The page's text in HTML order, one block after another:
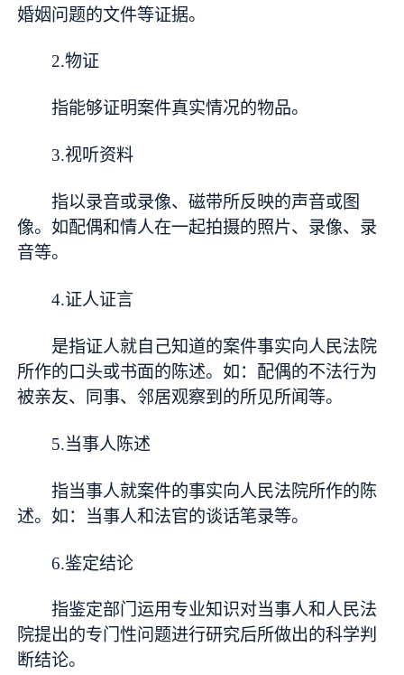
婚姻问题的文件等证据。
2.物证
指能够证明案件真实情况的物品。
3.视听资料
指以录音或录像、磁带所反映的声音或图
像。如配偶和情人在一起拍摄的照片、录像、录
音等。
4.证人证言
是指证人就自己知道的案件事实向人民法院
所作的口头或书面的陈述。如：配偶的不法行为
被亲友、同事、邻居观察到的所见所闻等。
5.当事人陈述
指当事人就案件的事实向人民法院所作的陈
述。如：当事人和法官的谈话笔录等。
6.鉴定结论
指鉴定部门运用专业知识对当事人和人民法
院提出的专门性问题进行研究后所做出的科学判
断结论。